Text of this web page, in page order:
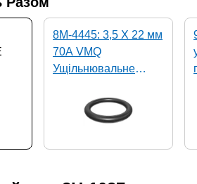
8M-4445: 3,5 X 22 мм
70A VMQ
Ущільнювальне